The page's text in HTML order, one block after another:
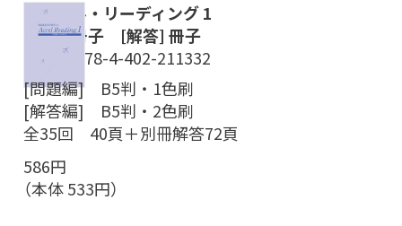
アクセル・リーディング 1
[本体] 冊子 [解答] 冊子
ISBN／978-4-402-211332
[問題編] B5判・1色刷
[解答編] B5判・2色刷
全35回 40頁＋別冊解答72頁
586円
（本体 533円）